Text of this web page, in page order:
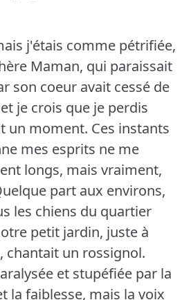
j'étais comme pétrifiée,
Maman, qui paraissait
son coeur avait cessé de
je crois que je perdis
un moment. Ces instants
mes esprits ne me
longs, mais vraiment,
part aux environs,
les chiens du quartier
petit jardin, juste à
chantait un rossignol.
et stupéfiée par la
la faiblesse, mais la voix